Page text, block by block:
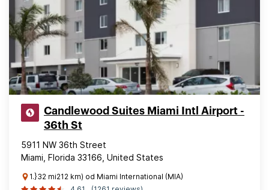
Candlewood Suites Miami Intl Airport -
36th St
5911 NW 36th Street
Miami, Florida 33166, United States
1.}32 mi212 km) od Miami International (MIA)